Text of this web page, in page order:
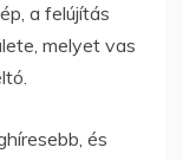
a felújítás
melyet vas
és